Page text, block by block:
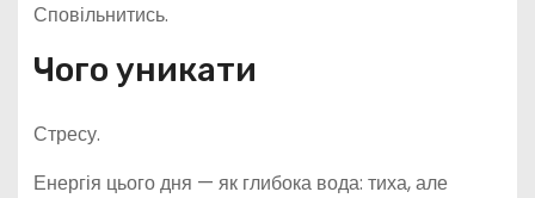
Сповільнитись.
Чого уникати
Стресу.
Енергія цього дня — як глибока вода: тиха, але